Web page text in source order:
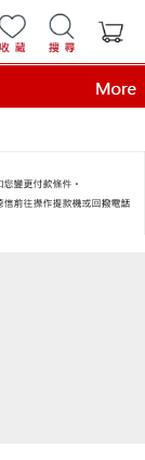
院環境部網購包